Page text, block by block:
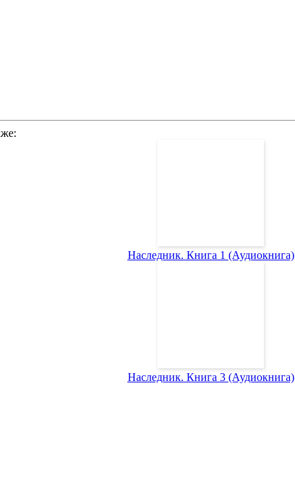
Наследник. Книга 1 (Аудиокнига)
Наследник. Книга 3 (Аудиокнига)